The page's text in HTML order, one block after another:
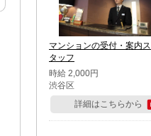
マンションの受付・案内ス
タッフ
時給 2,000円
渋谷区
詳細はこちらから